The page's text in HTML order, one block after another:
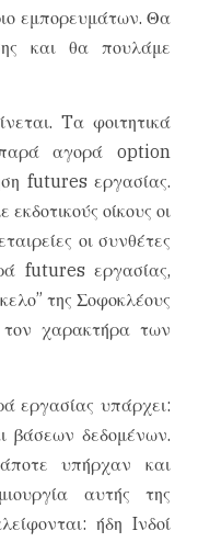
εμπορευμάτων. Θα
και θα πουλάμε
Tα φοιτητικά
αγορά option
futures εργασίας.
οίκους οι
οι συνθέτες
futures εργασίας,
της Σοφοκλέους
χαρακτήρα των
εργασίας υπάρχει:
βάσεων δεδομένων.
υπήρχαν και
αυτής της
ήδη Iνδοί